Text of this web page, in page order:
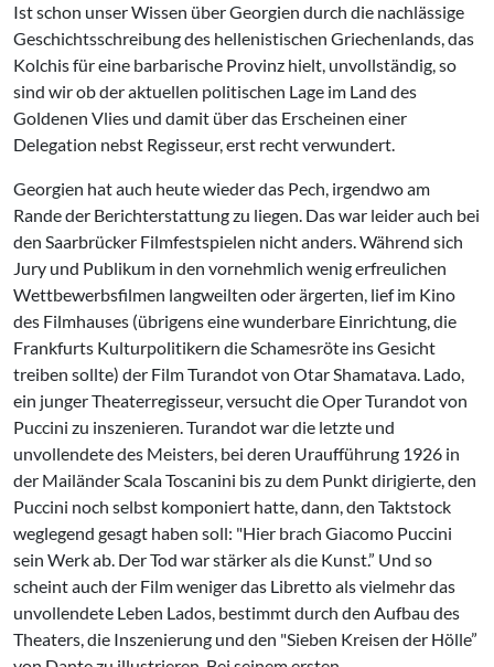
Ist schon unser Wissen über Georgien durch die nachlässige
Geschichtsschreibung des hellenistischen Griechenlands, das
Kolchis für eine barbarische Provinz hielt, unvollständig, so
sind wir ob der aktuellen politischen Lage im Land des
Goldenen Vlies und damit über das Erscheinen einer
Delegation nebst Regisseur, erst recht verwundert.
Georgien hat auch heute wieder das Pech, irgendwo am
Rande der Berichterstattung zu liegen. Das war leider auch bei
den Saarbrücker Filmfestspielen nicht anders. Während sich
Jury und Publikum in den vornehmlich wenig erfreulichen
Wettbewerbsfilmen langweilten oder ärgerten, lief im Kino
des Filmhauses (übrigens eine wunderbare Einrichtung, die
Frankfurts Kulturpolitikern die Schamesröte ins Gesicht
treiben sollte) der Film Turandot von Otar Shamatava. Lado,
ein junger Theaterregisseur, versucht die Oper Turandot von
Puccini zu inszenieren. Turandot war die letzte und
unvollendete des Meisters, bei deren Uraufführung 1926 in
der Mailänder Scala Toscanini bis zu dem Punkt dirigierte, den
Puccini noch selbst komponiert hatte, dann, den Taktstock
weglegend gesagt haben soll: "Hier brach Giacomo Puccini
sein Werk ab. Der Tod war stärker als die Kunst.” Und so
scheint auch der Film weniger das Libretto als vielmehr das
unvollendete Leben Lados, bestimmt durch den Aufbau des
Theaters, die Inszenierung und den "Sieben Kreisen der Hölle”